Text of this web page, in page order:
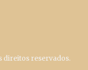
direitos reservados.